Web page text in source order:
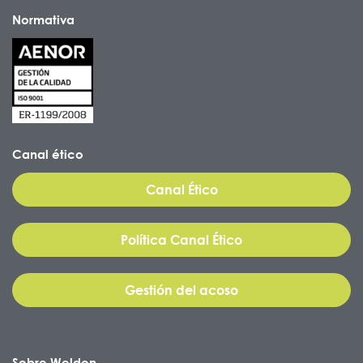
Normativa
Canal ético
Canal Ético
Política Canal Ético
Gestión del acoso